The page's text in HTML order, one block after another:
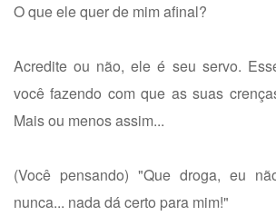
O que ele quer de mim afinal?
Acredite ou não, ele é seu servo.
você fazendo com que as suas
Mais ou menos assim...
(Você pensando) "Que droga, eu
nunca... nada dá certo para mim!"